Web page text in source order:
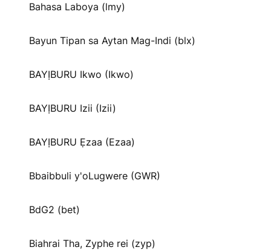
Bahasa Laboya (lmy)
Bayun Tipan sa Aytan Mag-Indi (blx)
BAYỊBURU Ikwo (Ikwo)
BAYỊBURU Izii (Izii)
BAYỊBURU Ẹzaa (Ezaa)
Bbaibbuli y'oLugwere (GWR)
BdG2 (bet)
Biahrai Tha, Zyphe rei (zyp)